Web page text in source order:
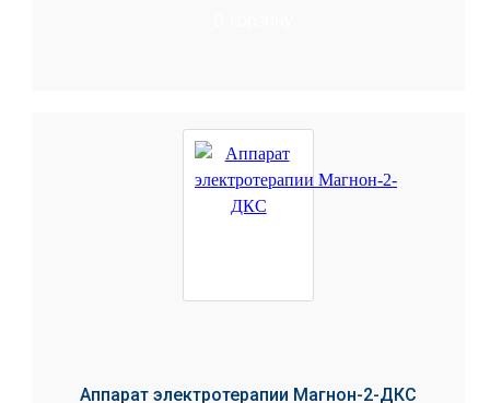
Аппарат электротерапии Магнон-2-ДКС